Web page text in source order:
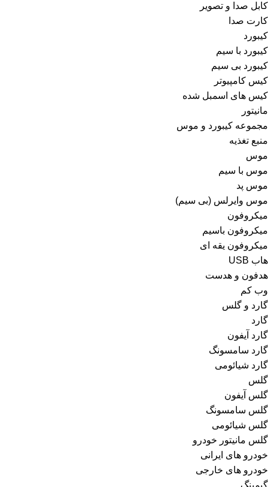
کابل صدا و تصویر
کارت صدا
کیبورد
کیبورد با سیم
کیبورد بی سیم
کیس کامپیوتر
کیس های اسمبل شده
مانیتور
مجموعه کیبورد و موس
منبع تغذیه
موس
موس با سیم
موس پد
موس وایرلس (بی سیم)
میکروفون
میکروفون باسیم
میکروفون یقه ای
هاب USB
هدفون و هدست
وب کم
گارد و گلس
گارد
گارد آیفون
گارد سامسونگ
گارد شیائومی
گلس
گلس آیفون
گلس سامسونگ
گلس شیائومی
گلس مانیتور خودرو
خودرو های ایرانی
خودرو های خارجی